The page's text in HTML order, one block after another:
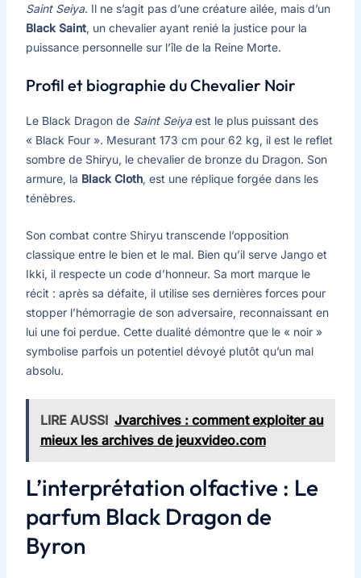
Saint Seiya. Il ne s’agit pas d’une créature ailée, mais d’un
Black Saint, un chevalier ayant renié la justice pour la
puissance personnelle sur l’île de la Reine Morte.
Profil et biographie du Chevalier Noir
Le Black Dragon de Saint Seiyaest le plus puissant des
« Black Four ». Mesurant 173 cm pour 62 kg, il est le reflet
sombre de Shiryu, le chevalier de bronze du Dragon. Son
armure, la Black Cloth, est une réplique forgée dans les
ténèbres.
Son combat contre Shiryu transcende l’opposition
classique entre le bien et le mal. Bien qu’il serve Jango et
Ikki, il respecte un code d’honneur. Sa mort marque le
récit : après sa défaite, il utilise ses dernières forces pour
stopper l’hémorragie de son adversaire, reconnaissant en
lui une foi perdue. Cette dualité démontre que le « noir »
symbolise parfois un potentiel dévoyé plutôt qu’un mal
absolu.
LIRE AUSSI Jvarchives : comment exploiter au
mieux les archives de jeuxvideo.com
L’interprétation olfactive : Le
parfum Black Dragon de
Byron